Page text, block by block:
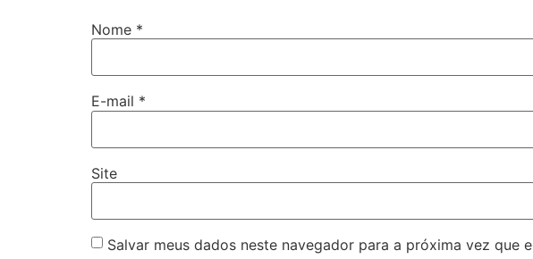
Nome *
E-mail *
Site
Salvar meus dados neste navegador para a próxima vez que